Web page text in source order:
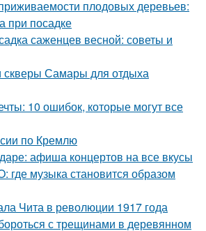
плодовых деревьев:
при посадке
саженцев весной: советы и
скверы Самары для отдыха
10 ошибок, которые могут все
по Кремлю
афиша концертов на все вкусы
где музыка становится образом
Чита в революции 1917 года
с трещинами в деревянном